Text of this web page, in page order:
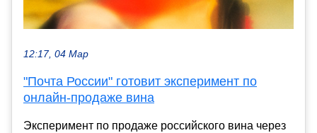
12:17, 04 Мар
"Почта России" готовит эксперимент по
онлайн-продаже вина
Эксперимент по продаже российского вина через